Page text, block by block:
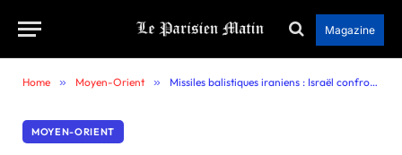
Magazine
Home » Moyen-Orient » Missiles balistiques iraniens : Israël confronté à plus de 1 000 engins prêts
MOYEN-ORIENT